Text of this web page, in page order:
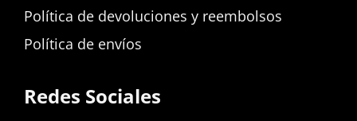
Política de devoluciones y reembolsos
Política de envíos
Redes Sociales